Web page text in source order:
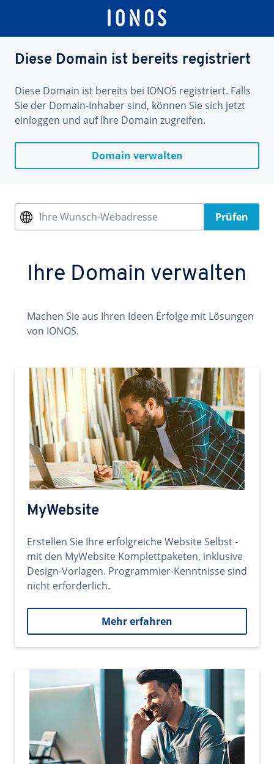
Diese Domain ist bereits registriert
Diese Domain ist bereits bei IONOS registriert. Falls
Sie der Domain-Inhaber sind, können Sie sich jetzt
einloggen und auf Ihre Domain zugreifen.
Domain verwalten
Ihre Wunsch-Webadresse Prüfen
Ihre Domain verwalten
Machen Sie aus Ihren Ideen Erfolge mit Lösungen
von IONOS.
MyWebsite
Erstellen Sie Ihre erfolgreiche Website Selbst -
mit den MyWebsite Komplettpaketen, inklusive
Design-Vorlagen. Programmier-Kenntnisse sind
nicht erforderlich.
Mehr erfahren